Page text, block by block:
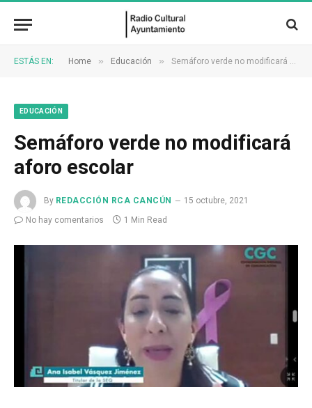
ESTÁS EN: Home » Educación » Semáforo verde no modificará aforo escolar
EDUCACIÓN
Semáforo verde no modificará
aforo escolar
By REDACCIÓN RCA CANCÚN
15 octubre, 2021
No hay comentarios
1 Min Read